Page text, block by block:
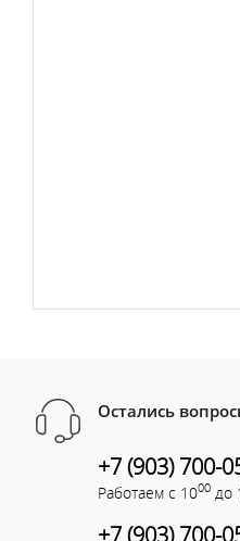
Остались
+7 (903) 700-
Работаем с 1000 до
+7 (903) 700-